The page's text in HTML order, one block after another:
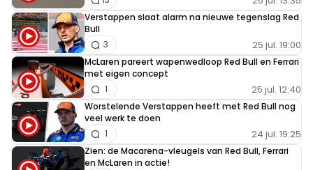
Verstappen slaat alarm na nieuwe tegenslag Red
Bull
25 jul. 19:00
3
McLaren pareert wapenwedloop Red Bull en Ferrari
met eigen concept
25 jul. 12:40
1
Worstelende Verstappen heeft met Red Bull nog
veel werk te doen
24 jul. 19:25
1
Zien: de Macarena-vleugels van Red Bull, Ferrari
en McLaren in actie!